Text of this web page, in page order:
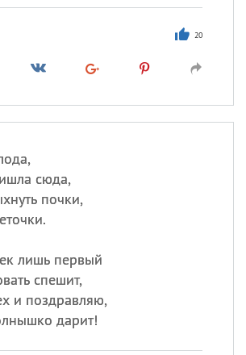
20
сюда,
почки,
лишь первый
спешит,
и поздравляю,
дарит!